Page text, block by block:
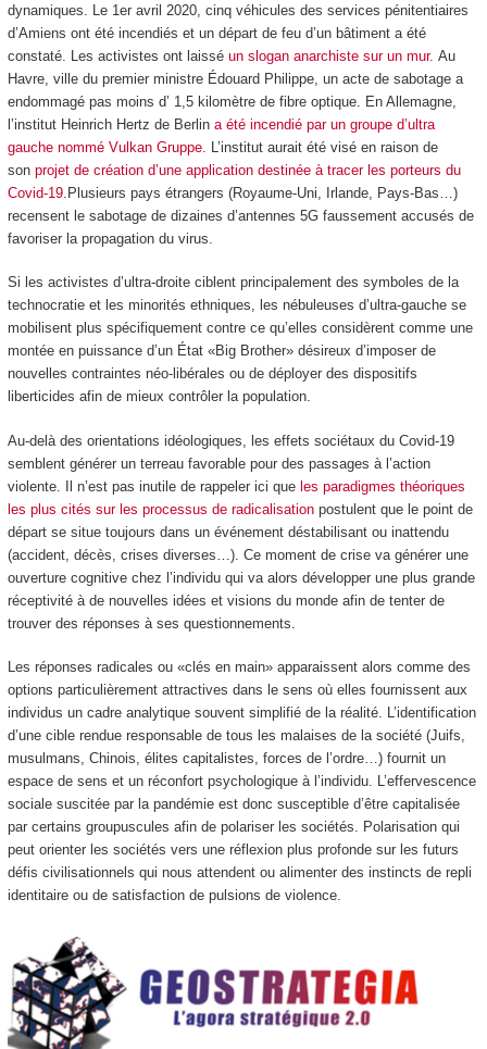
dynamiques. Le 1er avril 2020, cinq véhicules des services pénitentiaires
d’Amiens ont été incendiés et un départ de feu d’un bâtiment a été
constaté. Les activistes ont laissé un slogan anarchiste sur un mur. Au
Havre, ville du premier ministre Édouard Philippe, un acte de sabotage a
endommagé pas moins d’ 1,5 kilomètre de fibre optique. En Allemagne,
l’institut Heinrich Hertz de Berlin a été incendié par un groupe d’ultra
gauche nommé Vulkan Gruppe. L’institut aurait été visé en raison de
son projet de création d’une application destinée à tracer les porteurs du
Covid-19.Plusieurs pays étrangers (Royaume-Uni, Irlande, Pays-Bas…)
recensent le sabotage de dizaines d’antennes 5G faussement accusés de
favoriser la propagation du virus.
Si les activistes d’ultra-droite ciblent principalement des symboles de la
technocratie et les minorités ethniques, les nébuleuses d’ultra-gauche se
mobilisent plus spécifiquement contre ce qu’elles considèrent comme une
montée en puissance d’un État «Big Brother» désireux d’imposer de
nouvelles contraintes néo-libérales ou de déployer des dispositifs
liberticides afin de mieux contrôler la population.
Au-delà des orientations idéologiques, les effets sociétaux du Covid-19
semblent générer un terreau favorable pour des passages à l’action
violente. Il n’est pas inutile de rappeler ici que les paradigmes théoriques
les plus cités sur les processus de radicalisationpostulent que le point de
départ se situe toujours dans un événement déstabilisant ou inattendu
(accident, décès, crises diverses…). Ce moment de crise va générer une
ouverture cognitive chez l’individu qui va alors développer une plus grande
réceptivité à de nouvelles idées et visions du monde afin de tenter de
trouver des réponses à ses questionnements.
Les réponses radicales ou «clés en main» apparaissent alors comme des
options particulièrement attractives dans le sens où elles fournissent aux
individus un cadre analytique souvent simplifié de la réalité. L’identification
d’une cible rendue responsable de tous les malaises de la société (Juifs,
musulmans, Chinois, élites capitalistes, forces de l’ordre…) fournit un
espace de sens et un réconfort psychologique à l’individu. L’effervescence
sociale suscitée par la pandémie est donc susceptible d’être capitalisée
par certains groupuscules afin de polariser les sociétés. Polarisation qui
peut orienter les sociétés vers une réflexion plus profonde sur les futurs
défis civilisationnels qui nous attendent ou alimenter des instincts de repli
identitaire ou de satisfaction de pulsions de violence.